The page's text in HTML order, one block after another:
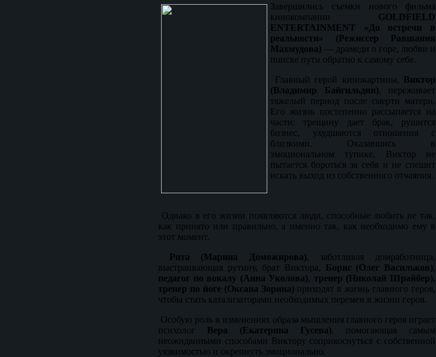
Завершились съемки нового фильма
кинокомпании GOLDFIELD
ENTERTAINMENT
«До встречи в
реальности» (Режиссер Равшания
Махмудова) — драмеди о горе, любви и
поиске пути обратно к самому себе.
Главный герой кинокартины, Виктор
(Владимир Байгильдин), переживает
тяжелый период после смерти матери.
Его жизнь постепенно рассыпается на
части: трещину дает брак, рушится
бизнес, ухудшаются отношения с
близкими. Оказавшись в
эмоциональном тупике, Виктор не
пытается бороться за себя и не спешит
искать выход из собственного отчаяния.
Однако в его жизни появляются люди, способные любить не так,
как принято или правильно, а именно так, как необходимо ему в
этот момент.
Рита (Марина Доможирова), заботливая домработница,
выстраивающая рутину, брат Виктора, Борис (Олег Васильков),
педагог по вокалу (Анна Уколова), тренер (Николай Шрайбер),
тренер по йоге (Оксана Зорина) приходят в жизнь главного героя,
чтобы стать катализаторами необходимых перемен в жизни героя.
Особую роль в изменениях образа мышления главного героя играет
психолог Вера (Екатерина Гусева), помогающая самым
неожиданными способами Виктору соприкоснуться с собственной
уязвимостью и окрепнуть эмоционально.